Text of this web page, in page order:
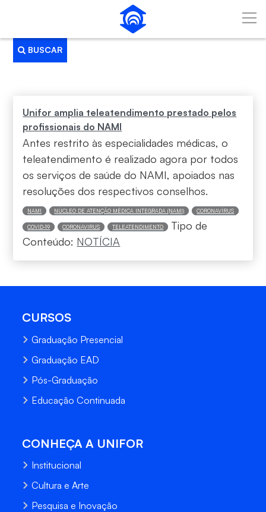
Pular para o Conteúdo principal
BUSCAR
Unifor amplia teleatendimento prestado pelos
profissionais do NAMI
Antes restrito às especialidades médicas, o
teleatendimento é realizado agora por todos
os serviços de saúde do NAMI, apoiados nas
resoluções dos respectivos conselhos.
NAMI NÚCLEO DE ATENÇÃO MÉDICA INTEGRADA (NAMI) CORONAVÍRUS
COVID-19 CORONAVIRUS TELEATENDIMENTO
Tipo de
Conteúdo: NOTÍCIA
CURSOS
Graduação Presencial
Graduação EAD
Pós-Graduação
Educação Continuada
CONHEÇA A UNIFOR
Institucional
Cultura e Arte
Pesquisa e Inovação